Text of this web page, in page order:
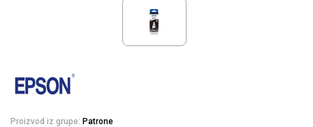
Proizvod iz grupe: Patrone